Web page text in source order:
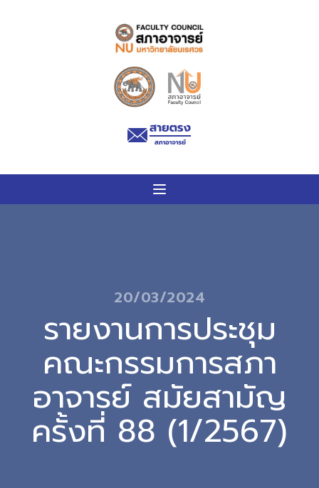
20/03/2024
รายงานการประชุม
คณะกรรมการสภา
อาจารย์ สมัยสามัญ
ครั้งที่ 88 (1/2567)